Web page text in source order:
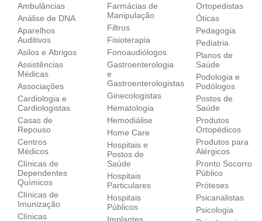
Ambulâncias
Análise de DNA
Aparelhos
Auditivos
Asilos e Abrigos
Assistências
Médicas
Associações
Cardiologia e
Cardiologistas
Casas de
Repouso
Centros
Médicos
Clínicas de
Dependentes
Químicos
Clínicas de
Imunização
Clínicas
Farmácias de
Manipulação
Filtros
Fisioterapia
Fonoaudiólogos
Gastroenterologia
e
Gastroenterologistas
Ginecologistas
Hematologia
Hemodiálise
Home Care
Hospitais e
Postos de
Saúde
Hospitais
Particulares
Hospitais
Públicos
Implantes
Ortopedistas
Óticas
Pedagogia
Pediatria
Planos de
Saúde
Podologia e
Podólogos
Postos de
Saúde
Produtos
Ortopédicos
Produtos para
Alérgicos
Pronto Socorro
Público
Próteses
Psicanalistas
Psicologia